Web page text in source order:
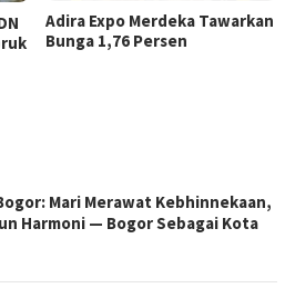
Adira Expo Merdeka Tawarkan
Bunga 1,76 Persen
Mari Merawat Kebhinnekaan,
Harmoni — Bogor Sebagai Kota